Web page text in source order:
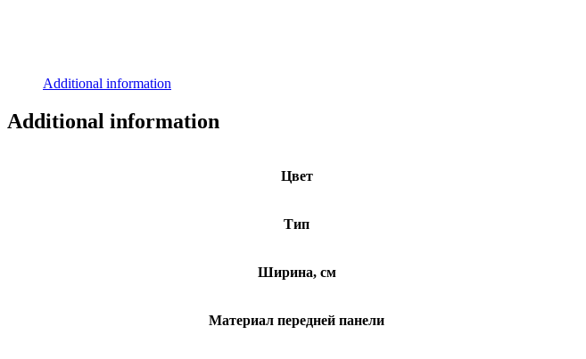
Additional information
Additional information
Цвет
Тип
Ширина, см
Материал передней панели